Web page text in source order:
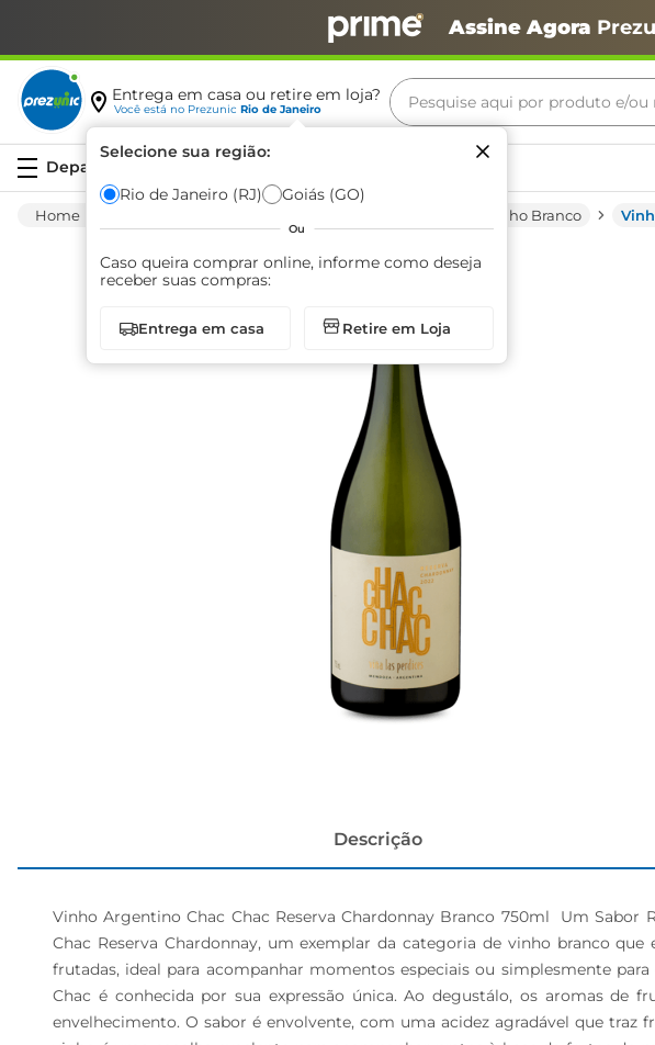
Assine Agora
Entrega em casa ou retire em loja?
Você está no Prezunic Rio de Janeiro
Selecione sua região:
Rio de Janeiro (RJ) Goiás (GO)
Ou
Caso queira comprar online, informe como deseja
receber suas compras:
Entrega em casa Retire em Loja
Pesquise aqui por produto e/
Vinho Branco
Descrição
Vinho Argentino Chac Chac Reserva Chardonnay Branco 750ml  Um
Chac Reserva Chardonnay, um exemplar da categoria de vinho branco
frutadas, ideal para acompanhar momentos especiais ou simplesmente
Chac é conhecida por sua expressão única. Ao degustálo, os aromas de
envelhecimento. O sabor é envolvente, com uma acidez agradável que traz
Termos mais buscados
café
biscoito
iogurte
papel higiênico
cerveja